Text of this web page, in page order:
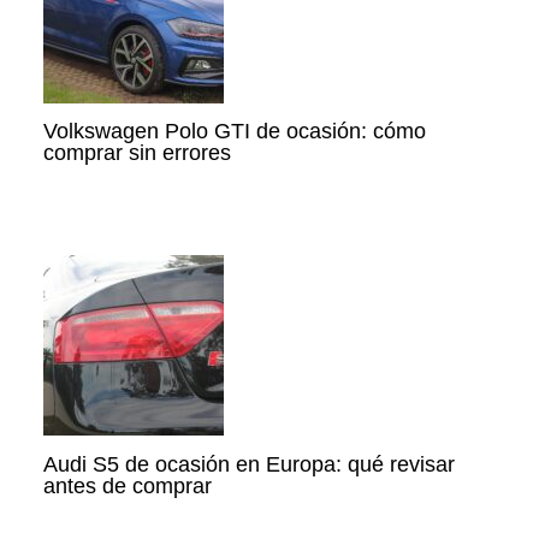
Volkswagen Polo GTI de ocasión: cómo
comprar sin errores
Audi S5 de ocasión en Europa: qué revisar
antes de comprar